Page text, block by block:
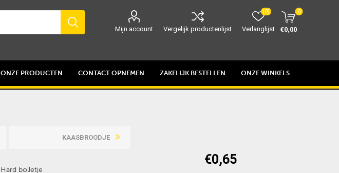
Mijn account Vergelijk productenlijst Verlanglijst
(0) 0
€0,00
ONZE PRODUCTEN CONTACT OPNEMEN ZAKELIJK BESTELLEN ONZE WINKELS
KAASBROODJE
Hard bolletje
€0,65